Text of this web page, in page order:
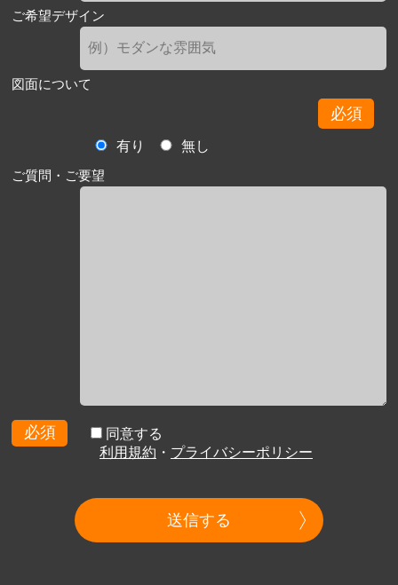
ご希望デザイン
図面について
必須
有り
無し
ご質問・ご要望
必須
同意する
利用規約 ・ プライバシーポリシー
送信する